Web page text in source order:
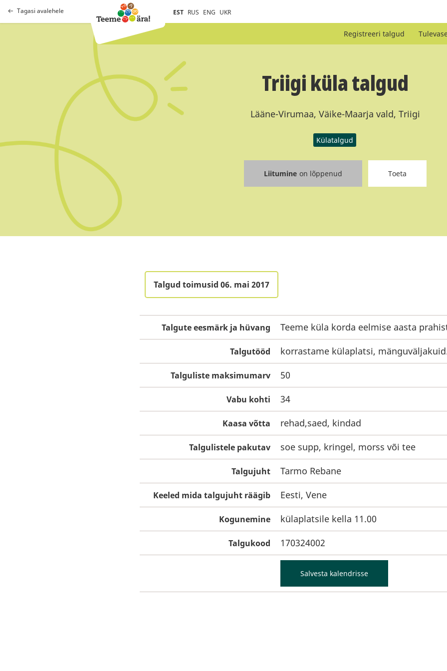
Tagasi avalehele EST RUS ENG UKR
Registreeri talgud
Triigi küla talgud
Lääne-Virumaa, Väike-Maarja vald, Triigi
Külatalgud
Liitumine on lõppenud Toeta
Talgud toimusid 06. mai 2017
Talgute eesmärk ja hüvang Teeme küla korda eelmise aasta
Talgutööd korrastame külaplatsi,
Talguliste maksimumarv 50
Vabu kohti 34
Kaasa võtta rehad,saed, kindad
Talgulistele pakutav soe supp, kringel, morss või tee
Talgujuht Tarmo Rebane
Keeled mida talgujuht räägib Eesti, Vene
Kogunemine külaplatsile kella 11.00
Talgukood 170324002
Salvesta kalendrisse